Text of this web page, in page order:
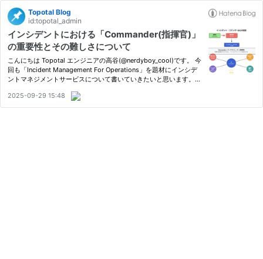
Topotal Blog
id:topotal_admin
インシデントにおける「Commander(指揮官)」
の重要性とその難しさについて
こんにちは Topotal エンジニアの高谷(@nerdyboy_cool)です。 今
回も「Incident Management For Operations」を題材にインシデ
ントマネジメントサービスについて書いていきたいと思います。
に触れつつ、「Reactor」と「Responder」という重要なキーワー
ドに…
2025-09-29 15:48